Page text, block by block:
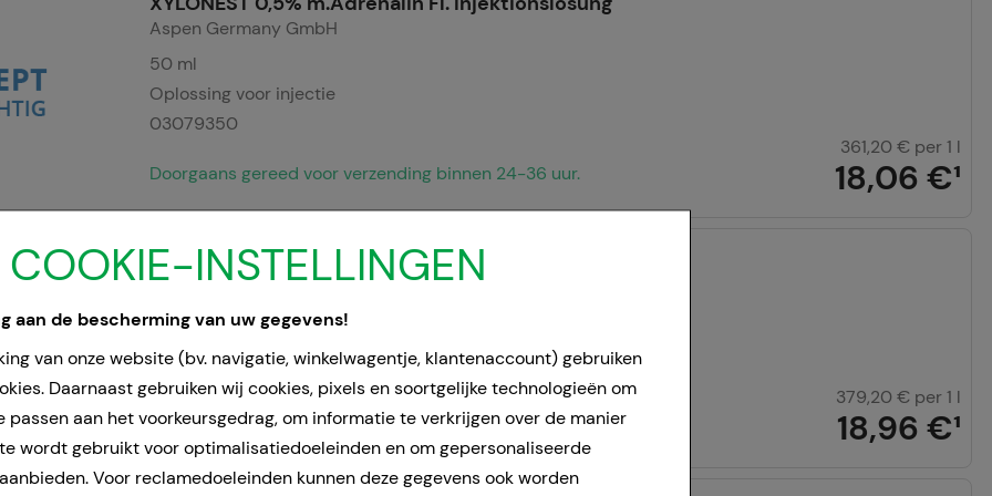
COOKIE-INSTELLINGEN
aan de bescherming van uw gegevens!
van onze website (bv. navigatie, winkelwagentje, klantenaccount) gebruiken
Daarnaast gebruiken wij cookies, pixels en soortgelijke technologieën om
passen aan het voorkeursgedrag, om informatie te verkrijgen over de manier
wordt gebruikt voor optimalisatiedoeleinden en om gepersonaliseerde
Voor reclamedoeleinden kunnen deze gegevens ook worden
Aspen Germany GmbH
50 ml
Oplossing voor injectie
03079350
Doorgaans gereed voor verzending binnen 24-36 uur. 18,06 €¹
361,20 € per 1 l
XYLONEST 2% m.Adrenalin Fl. Injektionslösung
Aspen Germany GmbH
50ml
03070283
Doorgaans gereed voor verzending binnen 24-36 uur. 18,96 €¹
379,20 € per 1 l